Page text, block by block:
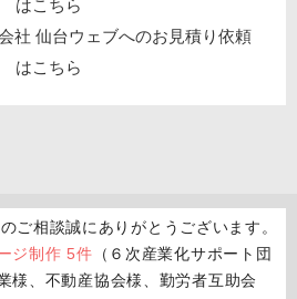
ご相談誠にありがとうございます。
ジ制作 5件 （６次産業化サポート団
様、不動産協会様、勤労者互助会